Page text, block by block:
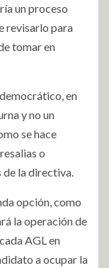
un proceso
revisarlo para
tomar en
en
y no un
se hace
o
la directiva.
opción, como
la operación de
AGL en
a ocupar la